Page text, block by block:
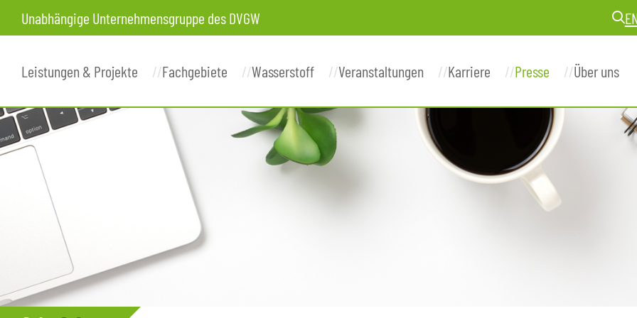
Unabhängige Unternehmensgruppe des DVGW
Leistungen & Projekte Fachgebiete Wasserstoff Veranstaltungen Karriere Presse Über uns